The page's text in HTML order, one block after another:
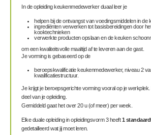
In de opleiding keukenmedewerker duaal leer je
helpen bij de ontvangst van voedingsmiddelen in de
ingrediënten verwerken tot basisbereidingen door
kooktechnieken
verwerkte producten opslaan en de keuken
om een kwaliteitsvolle maaltijd af te leveren aan de gast.
Je vorming is gebaseerd op de
beroepskwalificatie keukenmedewerker, niveau 2
kwalificatiestructuur.
Je krijgt je beroepsgerichte vorming vooral op je
deel van je opleiding.
Gemiddeld gaat het over 20 u (of meer) per week.
Elke duale opleiding in opleidingsvorm 3 heeft1
gedetailleerd wat jij moet leren.